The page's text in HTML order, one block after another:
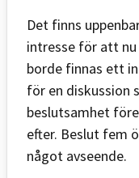
Det finns
intresse för att
borde finnas ett
för en diskussion
beslutsamhet
efter. Beslut fem
något avseende.